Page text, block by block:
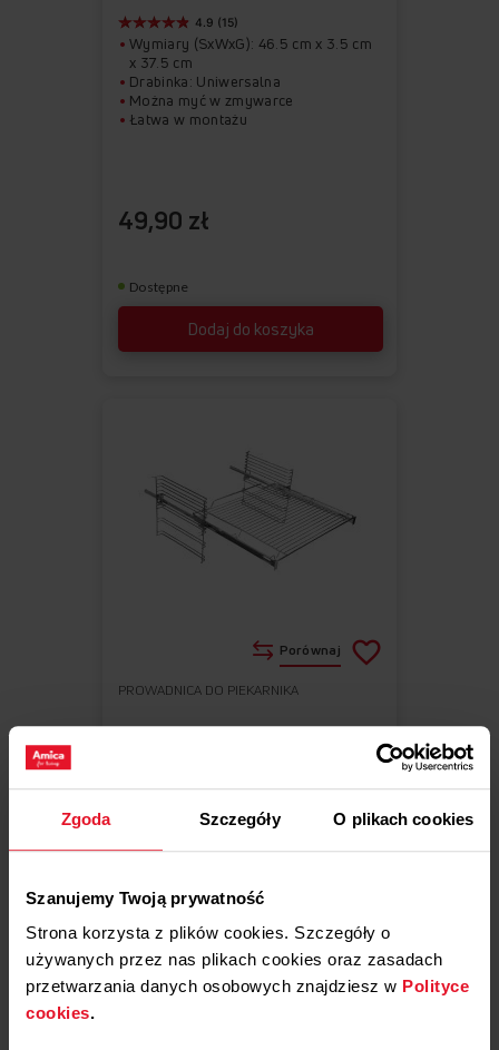
Zgoda Szczegóły O plikach cookies
Szanujemy Twoją prywatność
Strona korzysta z plików cookies. Szczegóły o
używanych przez nas plikach cookies oraz zasadach
przetwarzania danych osobowych znajdziesz w Polityce
cookies.
Dodaj do koszyka
4.9 (15)
Wymiary (SxWxG): 46.5 cm x 3.5 cm
x 37.5 cm
Drabinka: Uniwersalna
Można myć w zmywarce
Łatwa w montażu
49,90 zł
Dostępne
PROWADNICA DO PIEKARNIKA
Prawa prowadnica
Łatwa w montażu
48,90 zł
Porównaj
ulubionych
z
ulubionych